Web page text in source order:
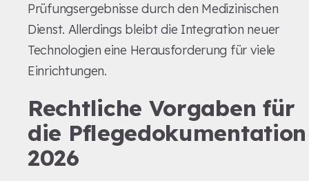
Prüfungsergebnisse durch den Medizinischen
Dienst. Allerdings bleibt die Integration neuer
Technologien eine Herausforderung für viele
Einrichtungen.
Rechtliche Vorgaben für
die Pflegedokumentation
2026